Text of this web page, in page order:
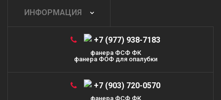
ИНФОРМАЦИЯ
+7 (977) 938-7183
фанера ФСФ ФК
фанера ФОФ для опалубки
+7 (903) 720-0570
фанера ФСФ ФК